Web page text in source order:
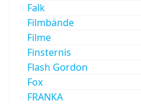
Falk
Filmbände
Filme
Finsternis
Flash Gordon
Fox
FRANKA